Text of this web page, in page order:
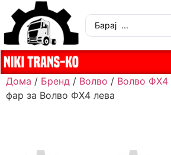
Дома / Бренд / Волво / Волво ФХ4
фар за Волво ФХ4 лева